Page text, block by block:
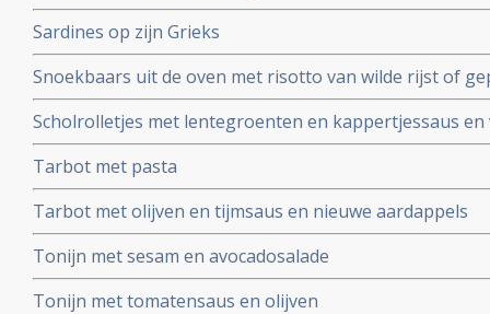
Sardines op zijn Grieks
Snoekbaars uit de oven met risotto van wilde rijst of
Scholrolletjes met lentegroenten en kappertjessaus en
Tarbot met pasta
Tarbot met olijven en tijmsaus en nieuwe aardappels
Tonijn met sesam en avocadosalade
Tonijn met tomatensaus en olijven